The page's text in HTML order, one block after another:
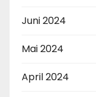
Juni 2024
Mai 2024
April 2024